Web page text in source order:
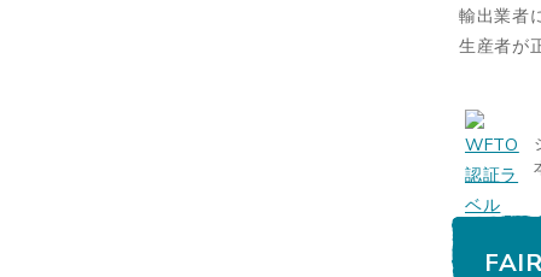
輸出業者
生産者が